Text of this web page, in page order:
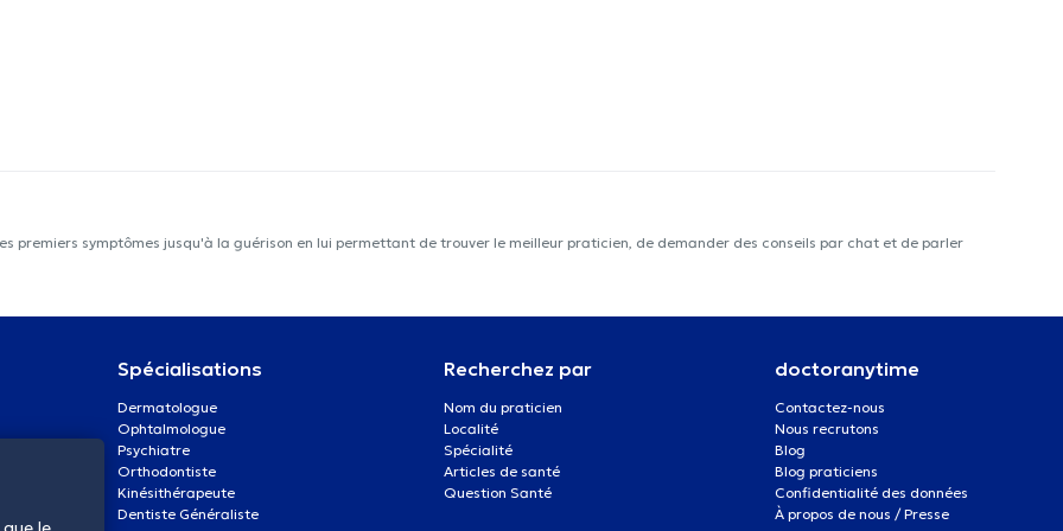
premiers symptômes jusqu'à la guérison en lui permettant de trouver le meilleur praticien, de demander des conseils par chat et de parler
Spécialisations
Dermatologue
Ophtalmologue
Psychiatre
Orthodontiste
Kinésithérapeute
Dentiste Généraliste
Recherchez par
Nom du praticien
Localité
Spécialité
Articles de santé
Question Santé
doctoranytime
Contactez-nous
Nous recrutons
Blog
Blog praticiens
Confidentialité des données
À propos de nous / Presse